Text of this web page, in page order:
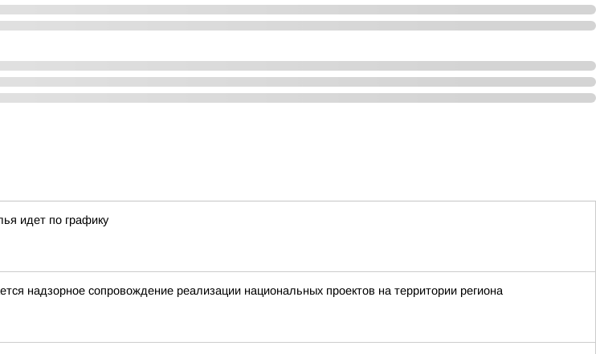
идет по графику
надзорное сопровождение реализации национальных проектов на территории региона